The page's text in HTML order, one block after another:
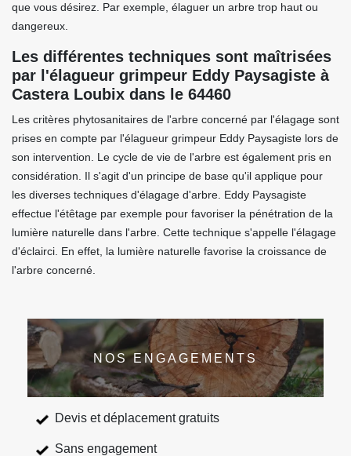
que vous désirez. Par exemple, élaguer un arbre trop haut ou
dangereux.
Les différentes techniques sont maîtrisées
par l'élagueur grimpeur Eddy Paysagiste à
Castera Loubix dans le 64460
Les critères phytosanitaires de l'arbre concerné par l'élagage sont
prises en compte par l'élagueur grimpeur Eddy Paysagiste lors de
son intervention. Le cycle de vie de l'arbre est également pris en
considération. Il s'agit d'un principe de base qu'il applique pour
les diverses techniques d'élagage d'arbre. Eddy Paysagiste
effectue l'étêtage par exemple pour favoriser la pénétration de la
lumière naturelle dans l'arbre. Cette technique s'appelle l'élagage
d'éclairci. En effet, la lumière naturelle favorise la croissance de
l'arbre concerné.
NOS ENGAGEMENTS
Devis et déplacement gratuits
Sans engagement